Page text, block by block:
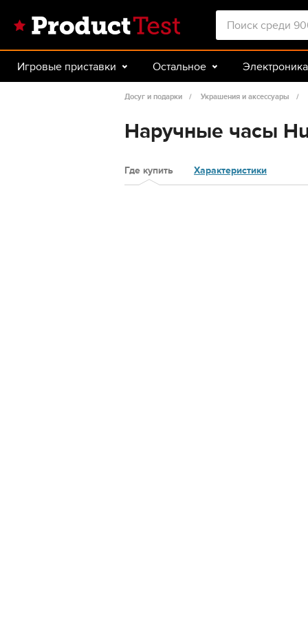
Игровые приставки Остальное Электроника
Авто Спорт и туризм
Досуг и подарки Украшения и аксессуары
Наручные часы
Где купить Характеристики